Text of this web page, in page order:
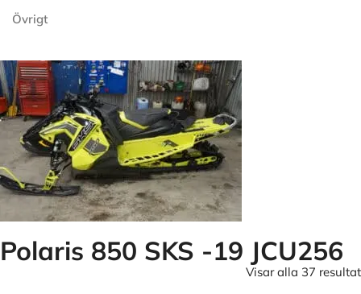
Övrigt
Polaris 850 SKS -19 JCU256
Visar alla 37 resultat